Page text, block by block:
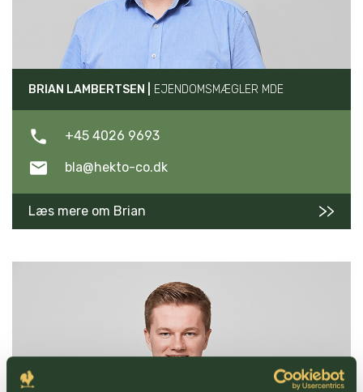
BRIAN LAMBERTSEN | EJENDOMSMÆGLER MDE
+45 4026 9693
bla@hekto-co.dk
Læs mere om Brian